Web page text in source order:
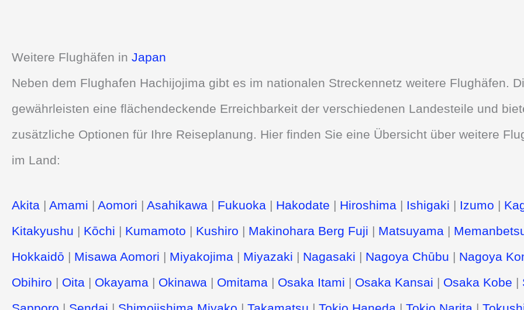
Weitere Flughäfen in Japan
Neben dem Flughafen Hachijojima gibt es im nationalen Streckennetz weitere Flughäfen.
gewährleisten eine flächendeckende Erreichbarkeit der verschiedenen Landesteile und
zusätzliche Optionen für Ihre Reiseplanung. Hier finden Sie eine Übersicht über weitere
im Land:
Akita | Amami | Aomori | Asahikawa | Fukuoka | Hakodate | Hiroshima | Ishigaki | Izumo |
Kitakyushu | Kōchi | Kumamoto | Kushiro | Makinohara Berg Fuji | Matsuyama |
Hokkaidō | Misawa Aomori | Miyakojima | Miyazaki | Nagasaki | Nagoya Chūbu | Nagoya
Obihiro | Oita | Okayama | Okinawa | Omitama | Osaka Itami | Osaka Kansai | Osaka Kobe |